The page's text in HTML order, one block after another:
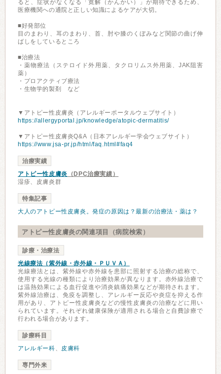
ると、症状がなくなる「寛解（かんかい）」が期待できるため、
医療機関への通院と正しい知識によるケアが大切。
■好発部位
目のまわり、耳のまわり、首、肘や膝のくぼみなど関節の曲げ伸
ばしをしているところ
■治療法
・薬物療法（ステロイド外用薬、タクロリムス外用薬、JAK阻害
薬）
・プロアクティブ療法
・生物学的製剤 など
▼アトピー性皮膚炎（アレルギーポータルウェブサイト）
https://allergyportal.jp/knowledge/atopic-dermatitis/
▼アトピー性皮膚炎Q&A（日本アレルギー学会ウェブサイト）
https://www.jsa-pr.jp/html/faq.html#faq4
治療実績
アトピー性皮膚炎 （DPC治療実績）
湿疹、皮膚炎群
特集記事
大人のアトピー性皮膚炎。発症の原因は？最新の治療法・薬は？
アトピー性皮膚炎の関連項目（病院検索）
診療・治療法
光線療法（紫外線・赤外線・ＰＵＶＡ）
光線療法とは、紫外線や赤外線を患部に照射する治療の総称で、
使用する光線の種類により治療効果が異なります。赤外線治療で
は温熱効果による血行促進や消炎鎮痛効果などが期待されます。
紫外線治療は、免疫を調整し、アレルギー反応や炎症を抑える作
用があり、アトピー性皮膚炎などの慢性皮膚炎の治療などに用い
られています。それぞれ健康保険が適用される場合と自費診療で
行われる場合があります。
診療科目
アレルギー科、 皮膚科
専門外来